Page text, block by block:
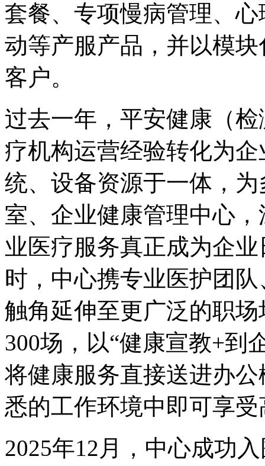
套餐、专项慢病管理、
动等产服产品，并以模
客户。
过去一年，平安健康（
疗机构运营经验转化为
统、设备资源于一体，
室、企业健康管理中心
业医疗服务真正成为企
时，中心携专业医护团
触角延伸至更广泛的职
300场，以“健康宣教+到
将健康服务直接送进办
悉的工作环境中即可享
2025年12月，中心成功